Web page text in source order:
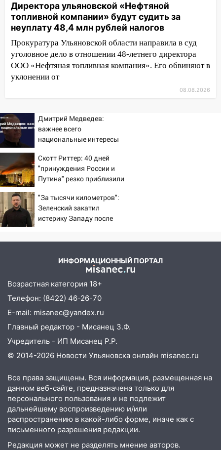
11:20 Ульяновская шахматистка
Валерия Клейменова выиграла два
золота в составе сборной мира
11:16 В Ульяновске открыли памятную
доску декабристу Кондратию Рылееву
10:40 В Ульяновске спасатели ночью
нашли потерявшегося в заброшенных
10:26
На нескольких улицах Ульяновска
временно отключили холодную воду
10:14
коррупционной схемы при ЦГКБ
отправили в колонию на 7 и 8 лет
09:52
соседними Татарстаном и Саратовской
областью
09:41
В Ульяновске директора фирмы
будут судить за неуплату налогов на 48
08:22 Подросток на питбайке сбил
велосипедистку: пострадали двое
07:20 Жара возвращается: ожидается
знойный и сухой четверг
06:00 Под Ульяновском при развороте
иномарки
05:00 «Каждая пятая женщина и каждый
второй мужчина в мире сталкиваются с
алопецией»: врач рассказал, чем может
быть вызвано облысение и как с этим
Директора ульяновской «Нефтяной
топливной компании» будут судить за
неуплату 48,4 млн рублей налогов
Прокуратура Ульяновской области направила в суд
уголовное дело в отношении 48-летнего директора
ООО «Нефтяная топливная компания». Его обвиняют в
уклонении от
08.08.2026
Дмитрий Медведев:
важнее всего
национальные интересы
Скотт Риттер: 40 дней
"принуждения России и
Путина" резко приблизили
"За тысячи километров":
Зеленский закатил
истерику Западу после
ИНФОРМАЦИОННЫЙ ПОРТАЛ
Возрастная категория 18+
Телефон: (8422) 46-26-70
E-mail: misanec@yandex.ru
Главный редактор - Мисанец З.Ф.
Учредитель - ИП Мисанец Р.Р.
© 2014-2026 Новости Ульяновска онлайн misanec.ru
Все права защищены. Вся информация, размещенная на
данном веб-сайте, предназначена только для
персонального пользования и не подлежит
дальнейшему воспроизведению и/или
распространению в какой-либо форме, иначе как с
письменного разрешения редакции.
Редакция может не разделять мнение авторов.